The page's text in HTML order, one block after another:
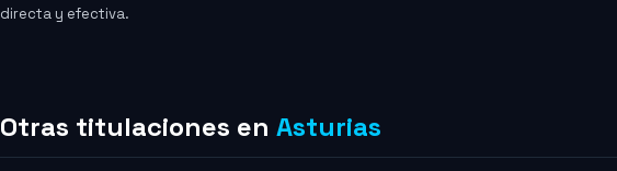
directa y efectiva.
Otras titulaciones en Asturias